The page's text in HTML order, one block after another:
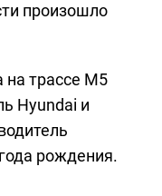
произошло
на трассе М5
Hyundai и
рождения.